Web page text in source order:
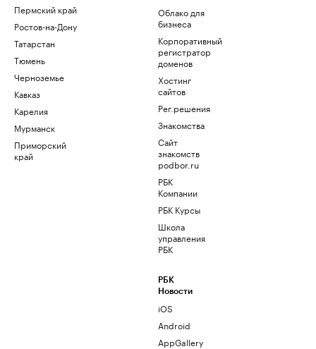
Пермский край
Ростов-на-Дону
Татарстан
Тюмень
Черноземье
Кавказ
Карелия
Мурманск
Приморский
край
Облако для
бизнеса
Корпоративный
регистратор
доменов
Хостинг
сайтов
Рег.решения
Знакомства
Сайт
знакомств
podbor.ru
РБК
Компании
РБК Курсы
Школа
управления
РБК
РБК
Новости
iOS
Android
AppGallery